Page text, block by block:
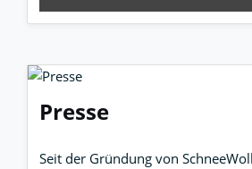
Presse
Seit der Gründung von